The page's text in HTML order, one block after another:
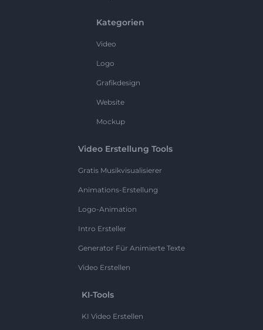
Kategorien
Video
Logo
Grafikdesign
Website
Mockup
Video Erstellung Tools
Gratis Musikvisualisierer
Animations-Erstellung
Logo-Animation
Intro Ersteller
Generator Für Animierte Texte
Video Erstellen
KI-Tools
KI Video Erstellen